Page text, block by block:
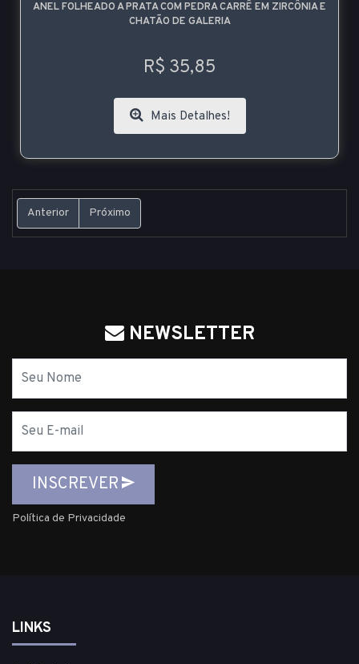
ANEL FOLHEADO A PRATA COM PEDRA CARRÊ EM ZIRCÔNIA E
CHATÃO DE GALERIA
R$ 35,85
Mais Detalhes!
Anterior Próximo
NEWSLETTER
mail
INSCREVER
Política de Privacidade
LINKS